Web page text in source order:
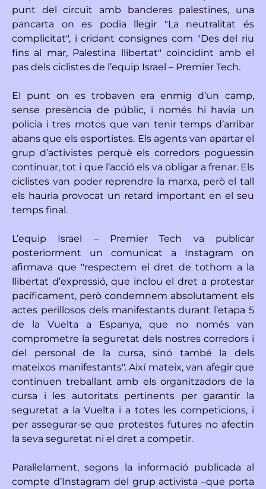
punt del circuit amb banderes palestines, una
pancarta on es podia llegir "La neutralitat és
complicitat", i cridant consignes com "Des del riu
fins al mar, Palestina llibertat" coincidint amb el
pas dels ciclistes de l’equip Israel – Premier Tech.
El punt on es trobaven era enmig d’un camp,
sense presència de públic, i només hi havia un
policia i tres motos que van tenir temps d’arribar
abans que els esportistes. Els agents van apartar el
grup d’activistes perquè els corredors poguessin
continuar, tot i que l’acció els va obligar a frenar. Els
ciclistes van poder reprendre la marxa, però el tall
els hauria provocat un retard important en el seu
temps final.
L’equip Israel – Premier Tech va publicar
posteriorment un comunicat a Instagram on
afirmava que "respectem el dret de tothom a la
llibertat d’expressió, que inclou el dret a protestar
pacíficament, però condemnem absolutament els
actes perillosos dels manifestants durant l’etapa 5
de la Vuelta a Espanya, que no només van
comprometre la seguretat dels nostres corredors i
del personal de la cursa, sinó també la dels
mateixos manifestants". Així mateix, van afegir que
continuen treballant amb els organitzadors de la
cursa i les autoritats pertinents per garantir la
seguretat a la Vuelta i a totes les competicions, i
per assegurar-se que protestes futures no afectin
la seva seguretat ni el dret a competir.
Paral·lelament, segons la informació publicada al
compte d’Instagram del grup activista –que porta